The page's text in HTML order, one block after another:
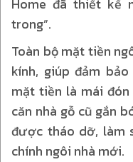
Home đã thiết kế
trong”.
Toàn bộ mặt tiền
kính, giúp đảm
mặt tiền là mái
căn nhà gỗ cũ gắn
được tháo dỡ, làm
chính ngôi nhà mới.